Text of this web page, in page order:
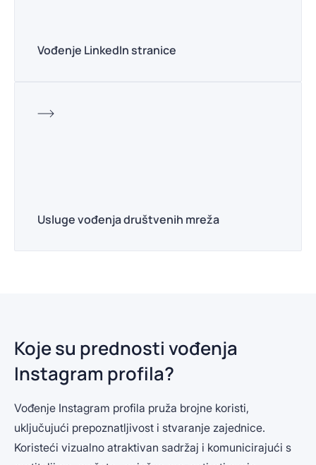
Vođenje LinkedIn stranice
Usluge vođenja društvenih mreža
Koje su prednosti vođenja
Instagram profila?
Vođenje Instagram profila pruža brojne koristi,
uključujući prepoznatljivost i stvaranje zajednice.
Koristeći vizualno atraktivan sadržaj i komunicirajući s